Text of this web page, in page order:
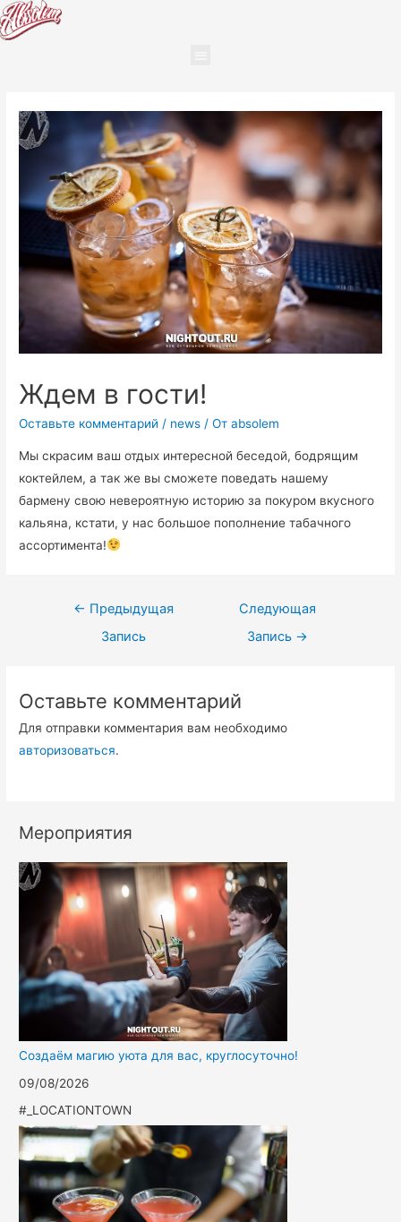
Ждем в гости!
Оставьте комментарий / news / От absolem
Мы скрасим ваш отдых интересной беседой, бодрящим
коктейлем, а так же вы сможете поведать нашему
бармену свою невероятную историю за покуром вкусного
кальяна, кстати, у нас большое пополнение табачного
ассортимента!
← Предыдущая
Запись
Следующая
Запись →
Оставьте комментарий
Для отправки комментария вам необходимо
авторизоваться.
Мероприятия
Создаём магию уюта для вас, круглосуточно!
09/08/2026
#_LOCATIONTOWN